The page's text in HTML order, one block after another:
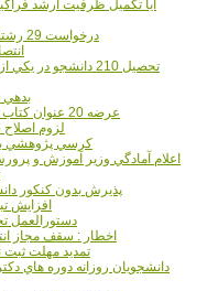
آیا تکمیل ظرفیت ارشد
درخواست 29 رشته کارشناسي ارشد بررسي مي شود
تحصيل 210 دانشجو
بدهي
عرضه 20 عنوان کتاب با موضوع سبک زندگي به دانشگاه‌ها
لزوم اصلاح
18 کرسي پژوهشي
اعلام آمادگي وزير آموزش و
پذيرش بدون کنکور
افزايش
دستورالعمل
اخطار : سقف مجاز
تمدید مهلت ثبت
دانشجويان روزانه دوره هاي